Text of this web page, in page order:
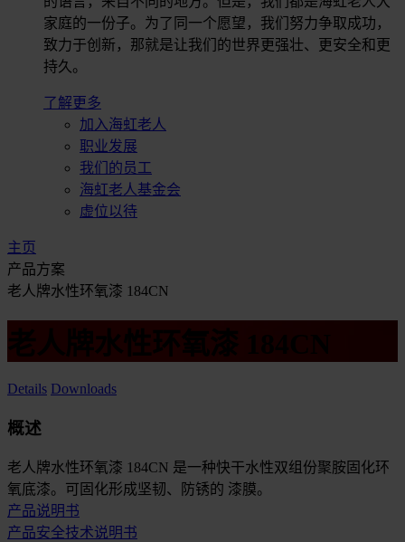
家庭的一份子。为了同一个愿望，我们努力争取成功，
致力于创新，那就是让我们的世界更强壮、更安全和更
持久。
了解更多
加入海虹老人
职业发展
我们的员工
海虹老人基金会
虚位以待
主页
产品方案
老人牌水性环氧漆 184CN
老人牌水性环氧漆 184CN
Details Downloads
概述
老人牌水性环氧漆 184CN 是一种快干水性双组份聚胺固化环
氧底漆。可固化形成坚韧、防锈的 漆膜。
产品说明书
产品安全技术说明书